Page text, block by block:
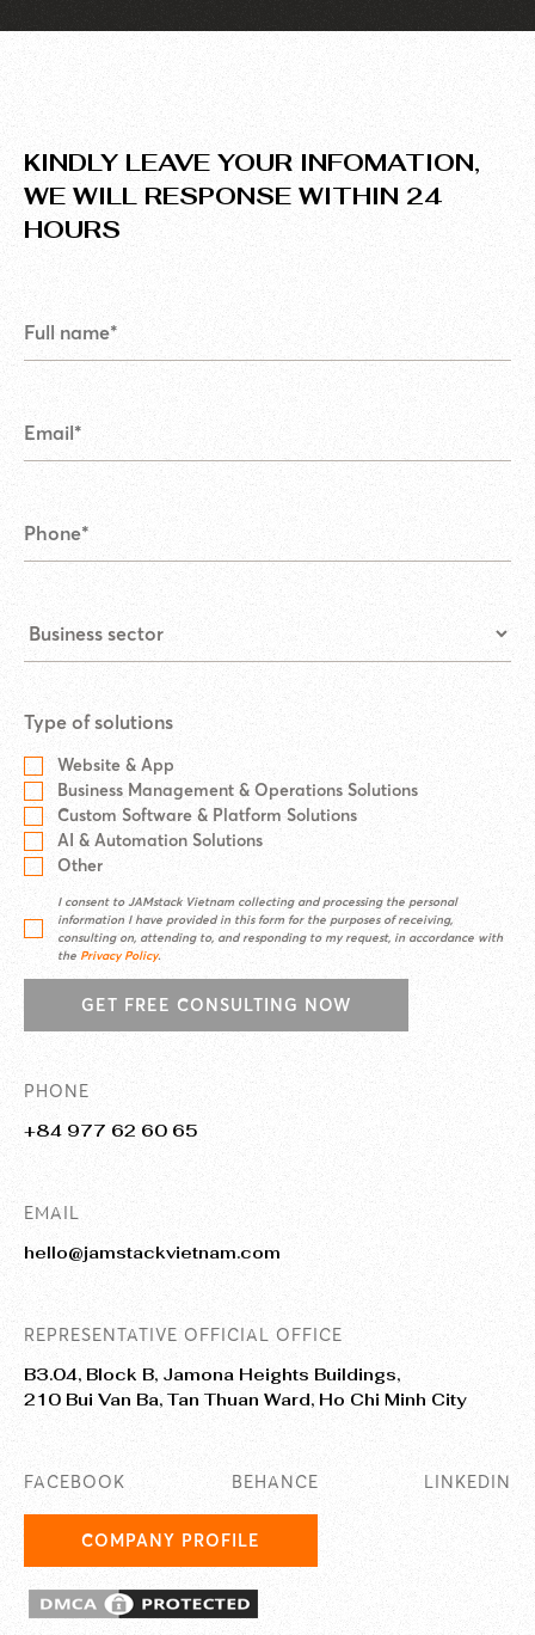
KINDLY LEAVE YOUR INFOMATION,
WE WILL RESPONSE WITHIN 24
HOURS
Type of solutions
Website & App
Business Management & Operations Solutions
Custom Software & Platform Solutions
AI & Automation Solutions
Other
I consent to JAMstack Vietnam collecting and processing the personal
information I have provided in this form for the purposes of receiving,
consulting on, attending to, and responding to my request, in accordance with
the Privacy Policy.
GET FREE CONSULTING NOW
PHONE
+84 977 62 60 65
EMAIL
hello@jamstackvietnam.com
REPRESENTATIVE OFFICIAL OFFICE
B3.04, Block B, Jamona Heights Buildings,
210 Bui Van Ba, Tan Thuan Ward, Ho Chi Minh City
FACEBOOK BEHANCE LINKEDIN
COMPANY PROFILE